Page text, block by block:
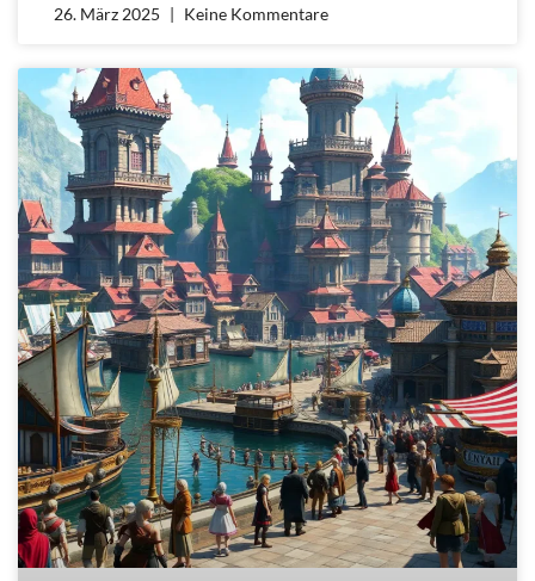
26. März 2025 Keine Kommentare